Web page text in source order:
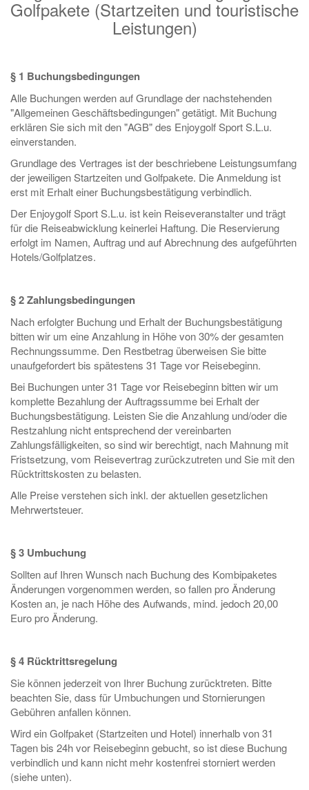
Golfpakete (Startzeiten und touristische
Leistungen)
§ 1 Buchungsbedingungen
Alle Buchungen werden auf Grundlage der nachstehenden
"Allgemeinen Geschäftsbedingungen" getätigt. Mit Buchung
erklären Sie sich mit den "AGB" des Enjoygolf Sport S.L.u.
einverstanden.
Grundlage des Vertrages ist der beschriebene Leistungsumfang
der jeweiligen Startzeiten und Golfpakete. Die Anmeldung ist
erst mit Erhalt einer Buchungsbestätigung verbindlich.
Der Enjoygolf Sport S.L.u. ist kein Reiseveranstalter und trägt
für die Reiseabwicklung keinerlei Haftung. Die Reservierung
erfolgt im Namen, Auftrag und auf Abrechnung des aufgeführten
Hotels/Golfplatzes.
§ 2 Zahlungsbedingungen
Nach erfolgter Buchung und Erhalt der Buchungsbestätigung
bitten wir um eine Anzahlung in Höhe von 30% der gesamten
Rechnungssumme. Den Restbetrag überweisen Sie bitte
unaufgefordert bis spätestens 31 Tage vor Reisebeginn.
Bei Buchungen unter 31 Tage vor Reisebeginn bitten wir um
komplette Bezahlung der Auftragssumme bei Erhalt der
Buchungsbestätigung. Leisten Sie die Anzahlung und/oder die
Restzahlung nicht entsprechend der vereinbarten
Zahlungsfälligkeiten, so sind wir berechtigt, nach Mahnung mit
Fristsetzung, vom Reisevertrag zurückzutreten und Sie mit den
Rücktrittskosten zu belasten.
Alle Preise verstehen sich inkl. der aktuellen gesetzlichen
Mehrwertsteuer.
§ 3 Umbuchung
Sollten auf Ihren Wunsch nach Buchung des Kombipaketes
Änderungen vorgenommen werden, so fallen pro Änderung
Kosten an, je nach Höhe des Aufwands, mind. jedoch 20,00
Euro pro Änderung.
§ 4 Rücktrittsregelung
Sie können jederzeit von Ihrer Buchung zurücktreten. Bitte
beachten Sie, dass für Umbuchungen und Stornierungen
Gebühren anfallen können.
Wird ein Golfpaket (Startzeiten und Hotel) innerhalb von 31
Tagen bis 24h vor Reisebeginn gebucht, so ist diese Buchung
verbindlich und kann nicht mehr kostenfrei storniert werden
(siehe unten).